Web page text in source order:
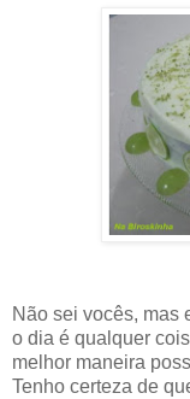
Não sei vocês, mas
o dia é qualquer
melhor maneira
Tenho certeza de